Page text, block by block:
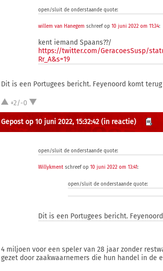
open/sluit de onderstaande quote:
willem van Hanegem schreef op10 juni 2022 om 11:34:
kent iemand Spaans??/
https://twitter.com/GeracoesSusp/
Rr_A&s=19
Dit is een Portugees bericht. Feyenoord komt
+2/-0
Gepost op 10 juni 2022, 15:32:42 (in reactie)
open/sluit de onderstaande quote:
Willykment schreef op10 juni 2022 om 13:41:
open/sluit de onderstaande quote:
Dit is een Portugees bericht.
4 miljoen voor een speler van 28 jaar zonder
gezet door zaakwaarnemers die hun handel in de